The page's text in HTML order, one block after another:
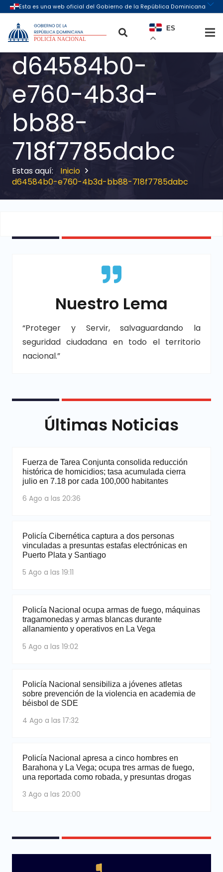
ES
d64584b0-
e760-4b3d-
bb88-
718f7785dabc
Inicio
d64584b0-e760-4b3d-bb88-718f7785dabc
Nuestro Lema
“Proteger y Servir, salvaguardando la
seguridad ciudadana en todo el territorio
nacional.”
Últimas Noticias
Fuerza de Tarea Conjunta consolida reducción
histórica de homicidios; tasa acumulada cierra
julio en 7.18 por cada 100,000 habitantes
6 Ago a las 20:36
Policía Cibernética captura a dos personas
vinculadas a presuntas estafas electrónicas en
Puerto Plata y Santiago
5 Ago a las 19:11
Policía Nacional ocupa armas de fuego, máquinas
tragamonedas y armas blancas durante
allanamiento y operativos en La Vega
5 Ago a las 19:02
Policía Nacional sensibiliza a jóvenes atletas
sobre prevención de la violencia en academia de
béisbol de SDE
4 Ago a las 17:32
Policía Nacional apresa a cinco hombres en
Barahona y La Vega; ocupa tres armas de fuego,
una reportada como robada, y presuntas drogas
3 Ago a las 20:00